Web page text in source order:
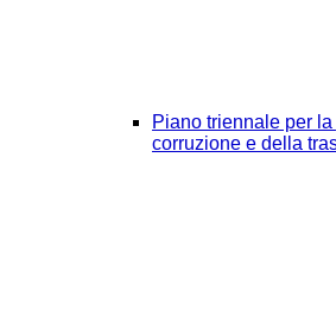
Piano triennale per
corruzione e della